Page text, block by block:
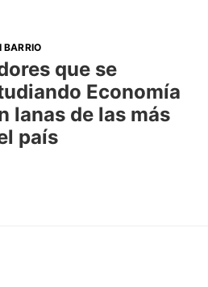
BARRIO
que se
Economía
lanas de las más
país